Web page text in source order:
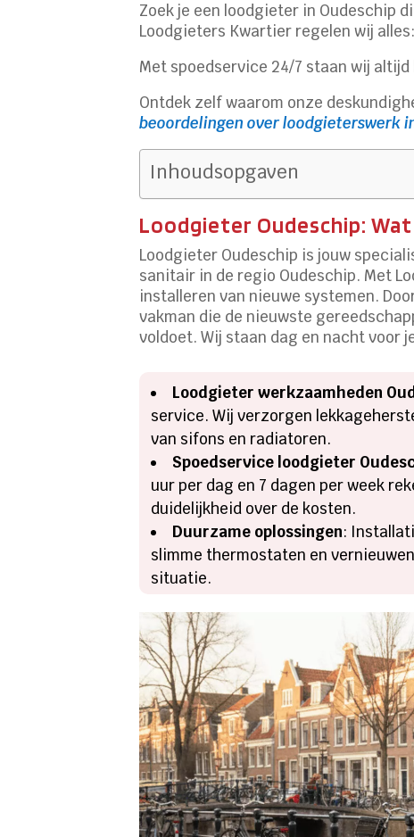
Zoek je een loodgieter in Oudeschip
Loodgieters Kwartier regelen wij
Met spoedservice 24/7 staan wij
Ontdek zelf waarom onze
beoordelingen over loodgieterswerk
Inhoudsopgaven
Loodgieter Oudeschip:
Loodgieter Oudeschip is jouw
sanitair in de regio Oudeschip. Met
installeren van nieuwe systemen.
vakman die de nieuwste
voldoet. Wij staan dag en nacht voor
Loodgieter werkzaamheden
service. Wij verzorgen
van sifons en radiatoren.
Spoedservice loodgieter
uur per dag en 7 dagen per week
duidelijkheid over de kosten.
Duurzame oplossingen:
slimme thermostaten en
situatie.